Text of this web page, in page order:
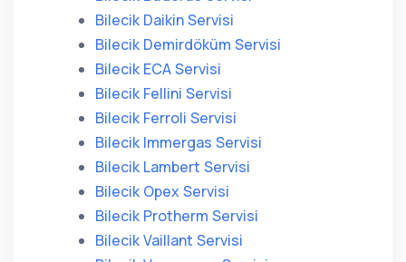
Bilecik Daikin Servisi
Bilecik Demirdöküm Servisi
Bilecik ECA Servisi
Bilecik Fellini Servisi
Bilecik Ferroli Servisi
Bilecik Immergas Servisi
Bilecik Lambert Servisi
Bilecik Opex Servisi
Bilecik Protherm Servisi
Bilecik Vaillant Servisi